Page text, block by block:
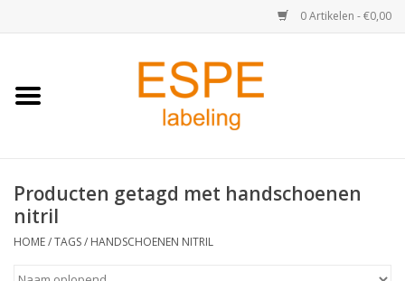
0 Artikelen - €0,00
Home
Retail
Horeca & Food
Producten getagd met handschoenen
nitril
HOME/TAGS/ HANDSCHOENEN NITRIL